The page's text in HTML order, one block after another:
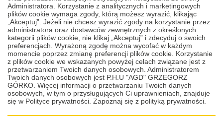
www.gorko.com.pl
Administratora. Korzystanie z analitycznych i marketingowych
plików cookie wymaga zgody, którą możesz wyrazić, klikając
„Akceptuj”. Jeżeli nie chcesz wyrazić zgody na korzystanie przez
administratora oraz dostawców zewnętrznych z określonych
kategorii plików cookie, nie klikaj „Akceptuj” i zdecyduj o swoich
preferencjach. Wyrażoną zgodę można wycofać w każdym
momencie poprzez zmianę preferencji plików cookie. Korzystanie
z plików cookie we wskazanych powyżej celach związane jest z
przetwarzaniem Twoich danych osobowych. Administratorem
Twoich danych osobowych jest P.H.U "AGD" GRZEGORZ
GÓRKO. Więcej informacji o przetwarzaniu Twoich danych
osobowych, w tym o przysługujących Ci uprawnieniach, znajduje
się w Polityce prywatności. Zapoznaj się z polityką prywatności.